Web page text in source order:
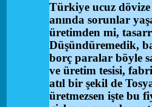
Türkiye ucuz
anında sorunlar
üretimden mi,
Düşündüremedik,
borç paralar böyle
ve üretim tesisi,
atıl bir şekil de
üretmezsen işte bu